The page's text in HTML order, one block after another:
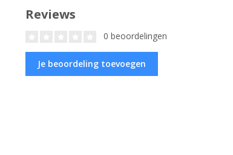
Reviews
0 beoordelingen
Je beoordeling toevoegen